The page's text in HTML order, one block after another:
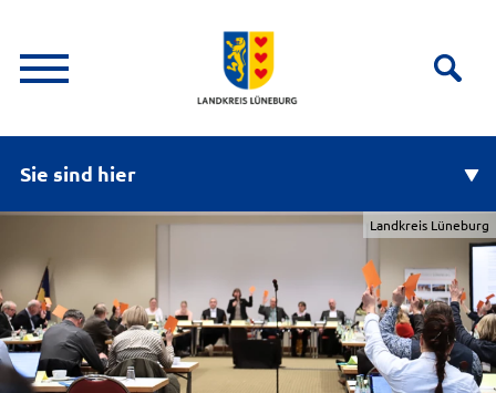
Sie sind hier
Landkreis Lüneburg